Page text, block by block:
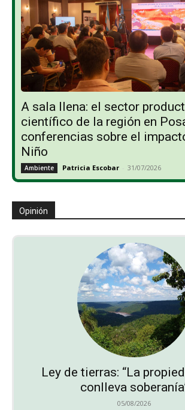
A sala llena: el sector
científico de la región en
conferencias sobre el
Niño
Ambiente Patricia Escobar - 31/07/2026
Opinión
Ley de tierras: “La
conlleva
05/08/2026